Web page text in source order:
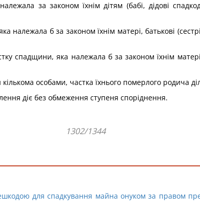
за законом їхнім дітям (бабі, дідові
належала б за законом їхнім матері, батькові
спадщини, яка належала б за законом їхнім
особами, частка їхнього померлого родича
діє без обмеження ступеня споріднення.
1302/1344
для спадкування майна онуком за правом